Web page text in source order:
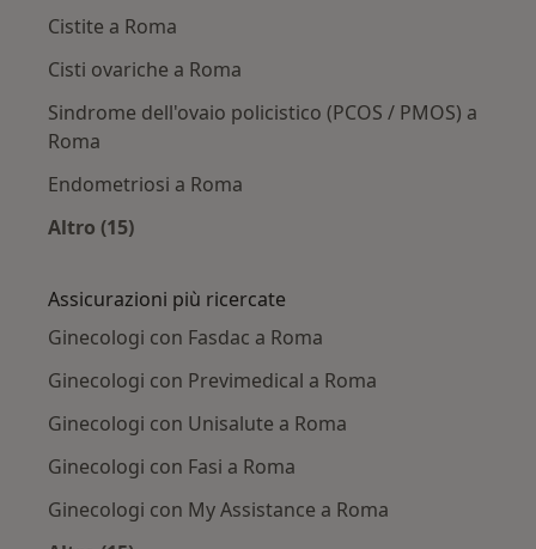
Cistite a Roma
Cisti ovariche a Roma
Sindrome dell'ovaio policistico (PCOS / PMOS) a
Roma
Endometriosi a Roma
Altro (15)
Assicurazioni più ricercate
Ginecologi con Fasdac a Roma
Ginecologi con Previmedical a Roma
Ginecologi con Unisalute a Roma
Ginecologi con Fasi a Roma
Ginecologi con My Assistance a Roma